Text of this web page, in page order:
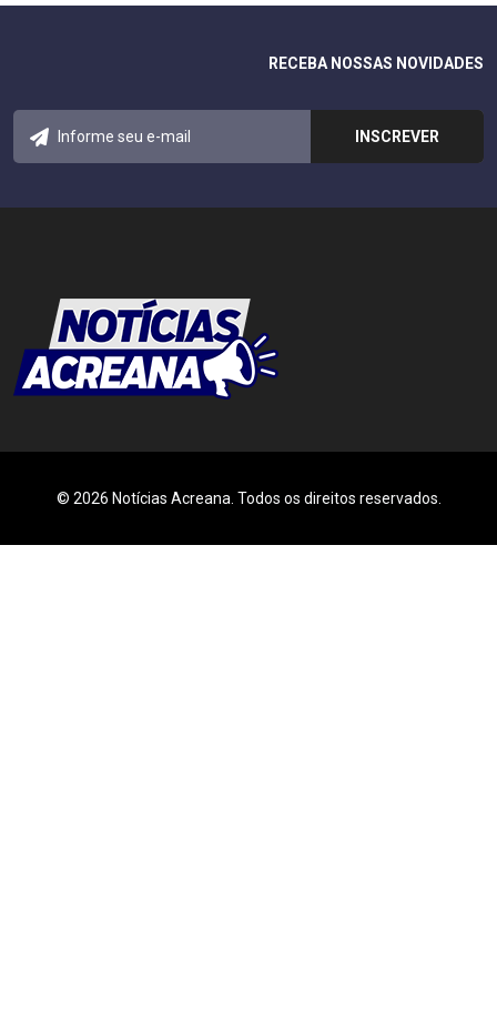
RECEBA NOSSAS NOVIDADES
© 2026 Notícias Acreana. Todos os direitos reservados.